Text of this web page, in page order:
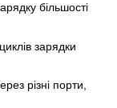
більшості
зарядки
різні порти,